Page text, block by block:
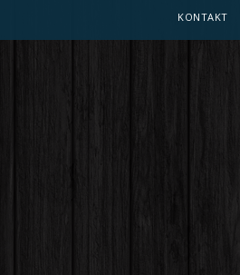
KONTAKT